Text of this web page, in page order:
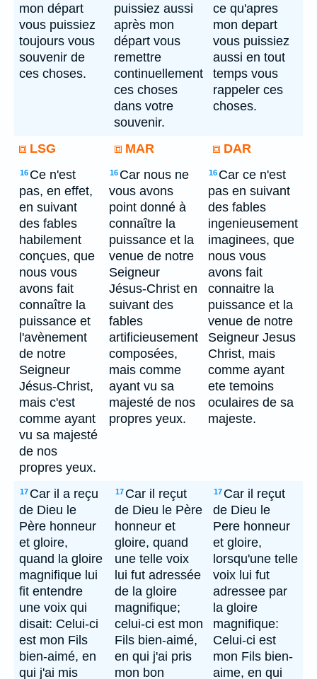
mon départ
vous puissiez
toujours vous
souvenir de
ces choses.
puissiez aussi
après mon
départ vous
remettre
continuellement
ces choses
dans votre
souvenir.
ce qu'apres
mon depart
vous puissiez
aussi en tout
temps vous
rappeler ces
choses.
LSG MAR DAR
16 Ce n'est
pas, en effet,
en suivant
des fables
habilement
conçues, que
nous vous
avons fait
connaître la
puissance et
l'avènement
de notre
Seigneur
Jésus-Christ,
mais c'est
comme ayant
vu sa majesté
de nos
propres yeux.
16 Car nous ne
vous avons
point donné à
connaître la
puissance et la
venue de notre
Seigneur
Jésus-Christ en
suivant des
fables
artificieusement
composées,
mais comme
ayant vu sa
majesté de nos
propres yeux.
16 Car ce n'est
pas en suivant
des fables
ingenieusement
imaginees, que
nous vous
avons fait
connaitre la
puissance et la
venue de notre
Seigneur Jesus
Christ, mais
comme ayant
ete temoins
oculaires de sa
majeste.
17 Car il a reçu
de Dieu le
Père honneur
et gloire,
quand la gloire
magnifique lui
fit entendre
une voix qui
disait: Celui-ci
est mon Fils
bien-aimé, en
qui j'ai mis
17 Car il reçut
de Dieu le Père
honneur et
gloire, quand
une telle voix
lui fut adressée
de la gloire
magnifique;
celui-ci est mon
Fils bien-aimé,
en qui j'ai pris
mon bon
17 Car il reçut
de Dieu le
Pere honneur
et gloire,
lorsqu'une telle
voix lui fut
adressee par
la gloire
magnifique:
Celui-ci est
mon Fils bien-
aime, en qui